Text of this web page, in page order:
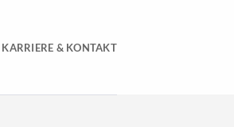
KARRIERE & KONTAKT